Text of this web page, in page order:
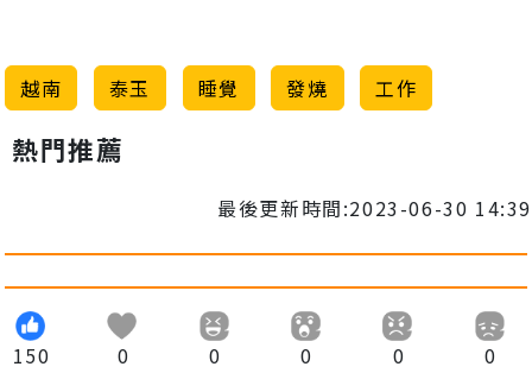
越南 泰玉 睡覺 發燒 工作
熱門推薦
最後更新時間:2023-06-30 14:39
150 0 0 0 0 0